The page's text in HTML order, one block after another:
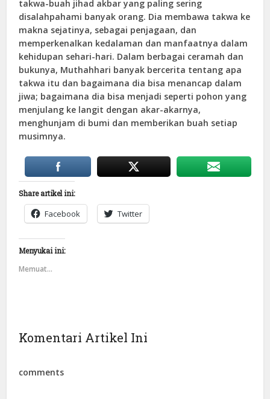
takwa-buah jihad akbar yang paling sering
disalahpahami banyak orang. Dia membawa takwa ke
makna sejatinya, sebagai penjagaan, dan
memperkenalkan kedalaman dan manfaatnya dalam
kehidupan sehari-hari. Dalam berbagai ceramah dan
bukunya, Muthahhari banyak bercerita tentang apa
takwa itu dan bagaimana dia bisa menancap dalam
jiwa; bagaimana dia bisa menjadi seperti pohon yang
menjulang ke langit dengan akar-akarnya,
menghunjam di bumi dan memberikan buah setiap
musimnya.
Share artikel ini:
Facebook Twitter
Menyukai ini:
Memuat...
Komentari Artikel Ini
comments